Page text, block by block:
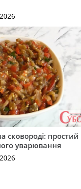
сковороді: простий
уварювання